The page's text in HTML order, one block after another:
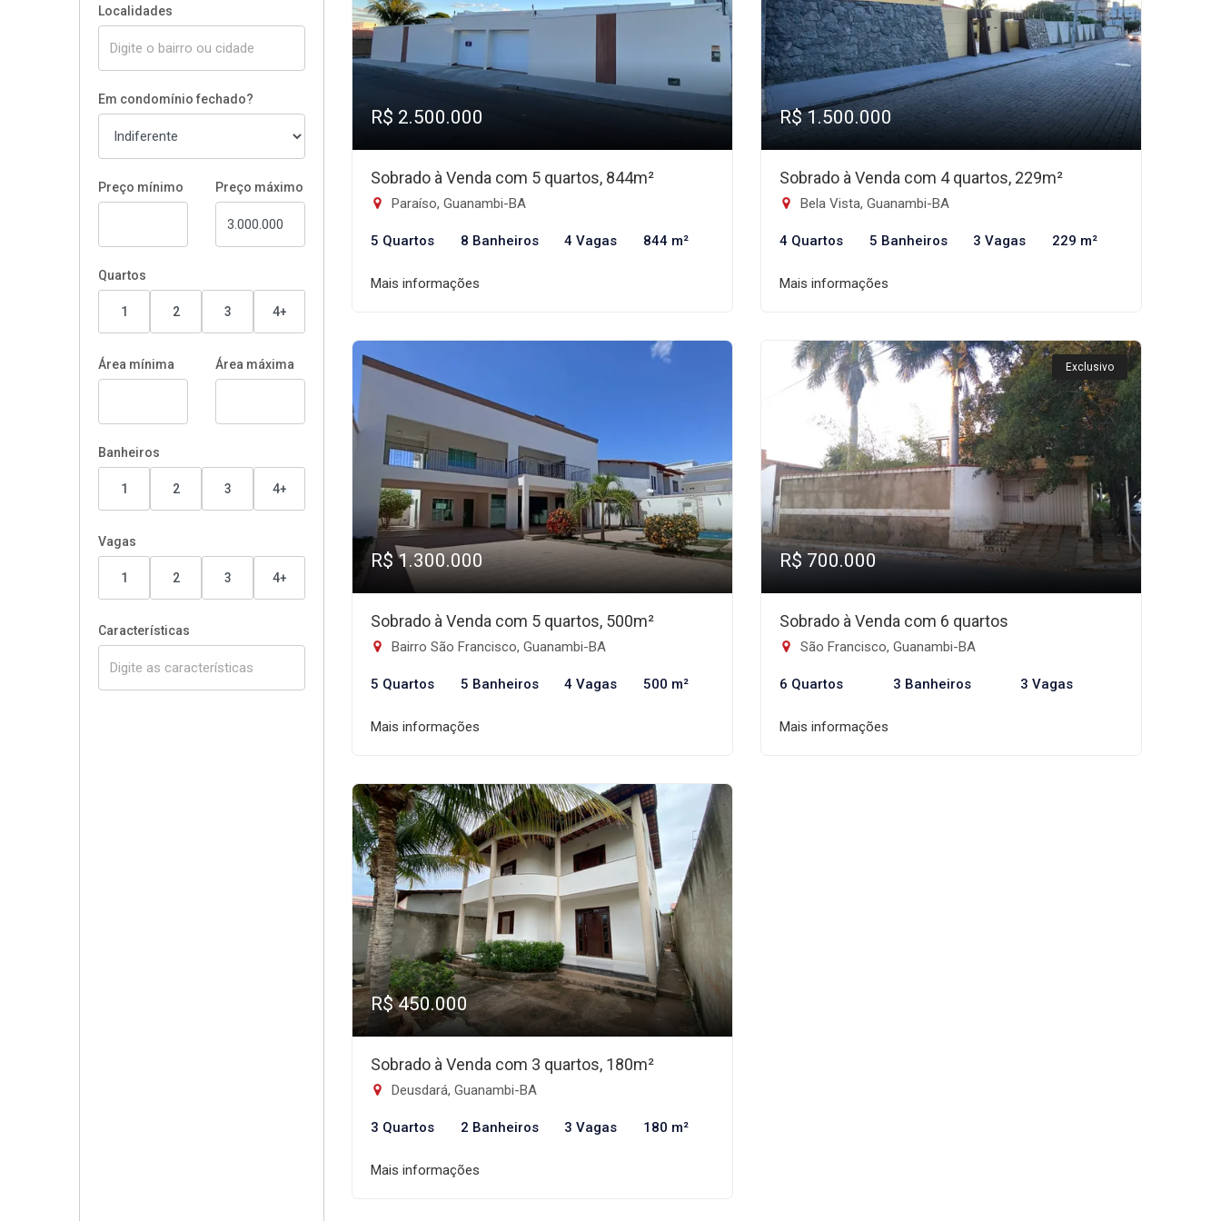
Localidades
Em condomínio fechado?
Preço mínimo Preço máximo
Quartos
1 2 3 4+
Área mínima Área máxima
Banheiros
1 2 3 4+
Vagas
1 2 3 4+
Características
R$ 2.500.000
Sobrado à Venda com 5 quartos, 844m²
Paraíso, Guanambi-BA
5 Quartos 8 Banheiros 4 Vagas 844 m²
Mais informações
R$ 1.500.000
Sobrado à Venda com 4 quartos, 229m²
Bela Vista, Guanambi-BA
4 Quartos 5 Banheiros 3 Vagas 229 m²
Mais informações
R$ 1.300.000
Sobrado à Venda com 5 quartos, 500m²
Bairro São Francisco, Guanambi-BA
5 Quartos 5 Banheiros 4 Vagas 500 m²
Mais informações
Exclusivo
R$ 700.000
Sobrado à Venda com 6 quartos
São Francisco, Guanambi-BA
6 Quartos 3 Banheiros 3 Vagas
Mais informações
R$ 450.000
Sobrado à Venda com 3 quartos, 180m²
Deusdará, Guanambi-BA
3 Quartos 2 Banheiros 3 Vagas 180 m²
Mais informações